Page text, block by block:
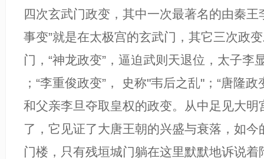
四次玄武门政变，其中一次最著名的由秦王
事变”就是在太极宫的玄武门，其它三次政
门，“神龙政变”，逼迫武则天退位，太子李
；“李重俊政变”， 史称"韦后之乱"；“唐隆
和父亲李旦夺取皇权的政变。从中足见大明
了，它见证了大唐王朝的兴盛与衰落，如今
门楼，只有残垣城门躺在这里默默地诉说着